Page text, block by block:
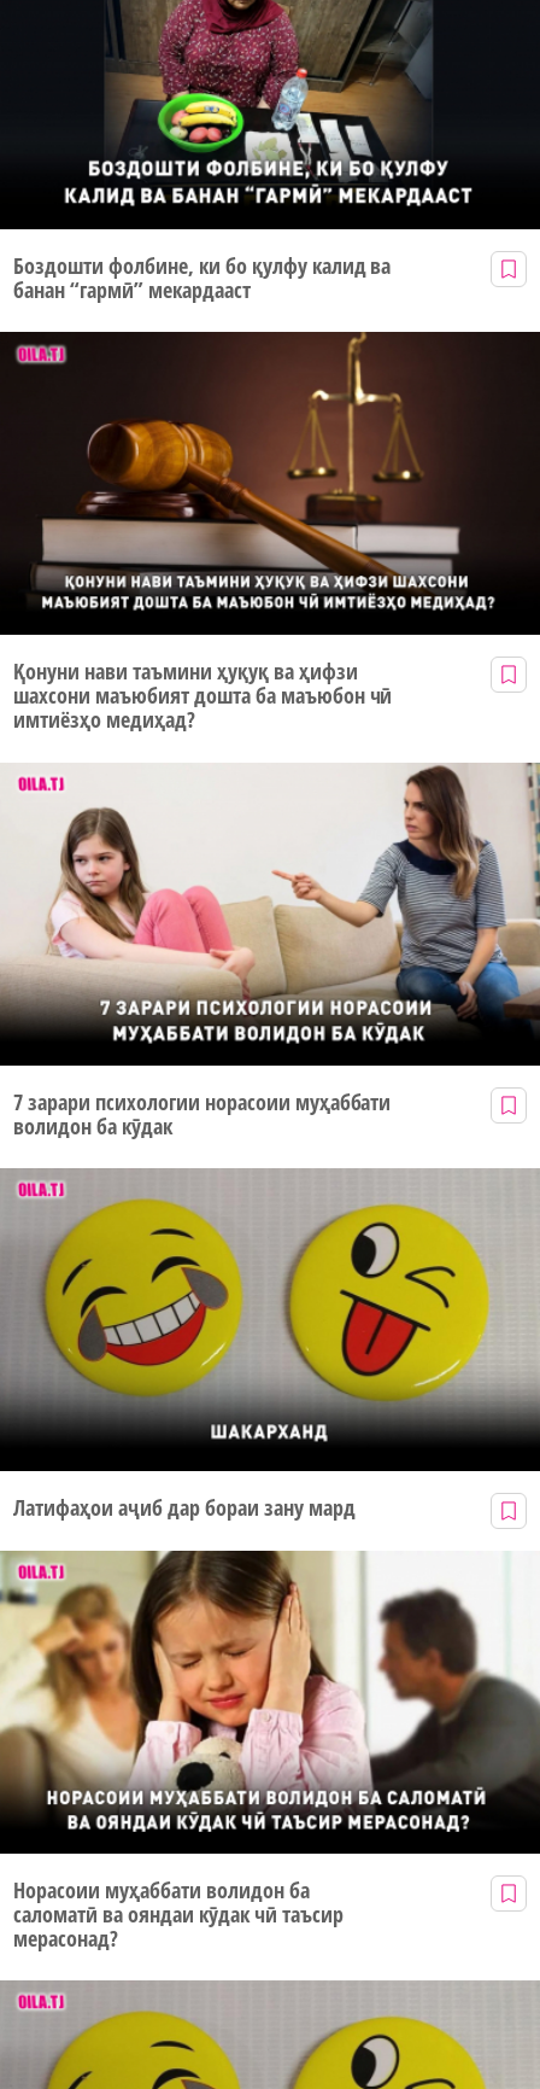
Боздошти фолбине, ки бо қулфу калид ва
банан “гармӣ” мекардааст
Қонуни нави таъмини ҳуқуқ ва ҳифзи
шахсони маъюбият дошта ба маъюбон чӣ
имтиёзҳо медиҳад?
7 зарари психологии норасоии муҳаббати
волидон ба кӯдак
Латифаҳои аҷиб дар бораи зану мард
Норасоии муҳаббати волидон ба
саломатӣ ва ояндаи кӯдак чӣ таъсир
мерасонад?